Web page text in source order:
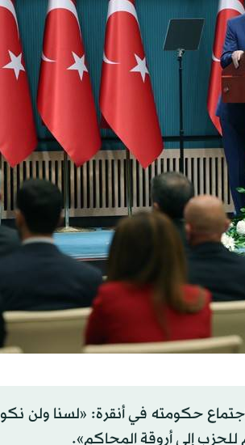
اجتماع حكومته في أنقرة: «لسنا ولن
للحزب إلى أروقة المحاكم».